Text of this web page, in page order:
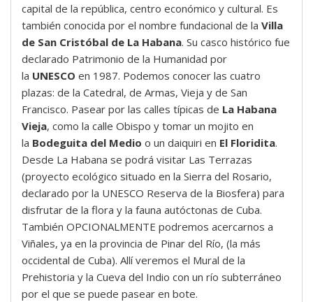
capital de la república, centro económico y cultural. Es
también conocida por el nombre fundacional de la Villa
de San Cristóbal de La Habana. Su casco histórico fue
declarado Patrimonio de la Humanidad por
la UNESCO en 1987. Podemos conocer las cuatro
plazas: de la Catedral, de Armas, Vieja y de San
Francisco. Pasear por las calles típicas de La Habana
Vieja, como la calle Obispo y tomar un mojito en
la Bodeguita del Medio o un daiquiri en El Floridita.
Desde La Habana se podrá visitar Las Terrazas
(proyecto ecológico situado en la Sierra del Rosario,
declarado por la UNESCO Reserva de la Biosfera) para
disfrutar de la flora y la fauna autóctonas de Cuba.
También OPCIONALMENTE podremos acercarnos a
Viñales, ya en la provincia de Pinar del Río, (la más
occidental de Cuba). Allí veremos el Mural de la
Prehistoria y la Cueva del Indio con un río subterráneo
por el que se puede pasear en bote.